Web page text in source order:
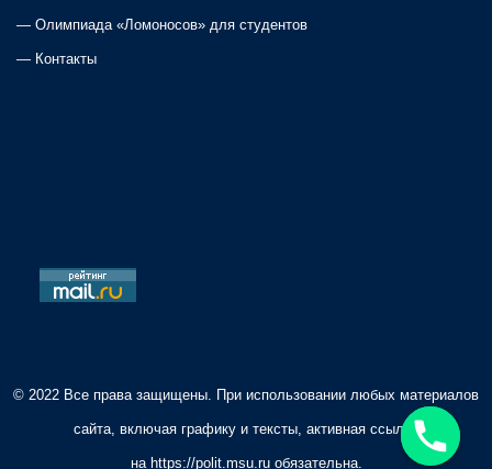
— Олимпиада «Ломоносов» для студентов
— Контакты
© 2022 Все права защищены. При использовании любых материалов
сайта, включая графику и тексты, активная ссылка
на https://polit.msu.ruобязательна.